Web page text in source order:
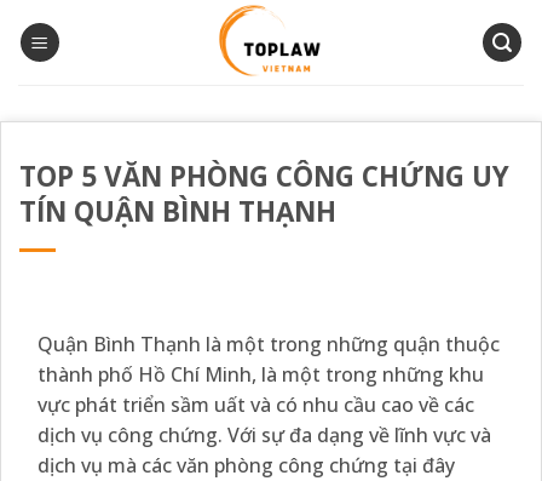
qua
TOP 5 VĂN PHÒNG CÔNG CHỨNG UY
TÍN QUẬN BÌNH THẠNH
Quận Bình Thạnh là một trong những quận thuộc
thành phố Hồ Chí Minh, là một trong những khu
vực phát triển sầm uất và có nhu cầu cao về các
dịch vụ công chứng. Với sự đa dạng về lĩnh vực và
dịch vụ mà các văn phòng công chứng tại đây